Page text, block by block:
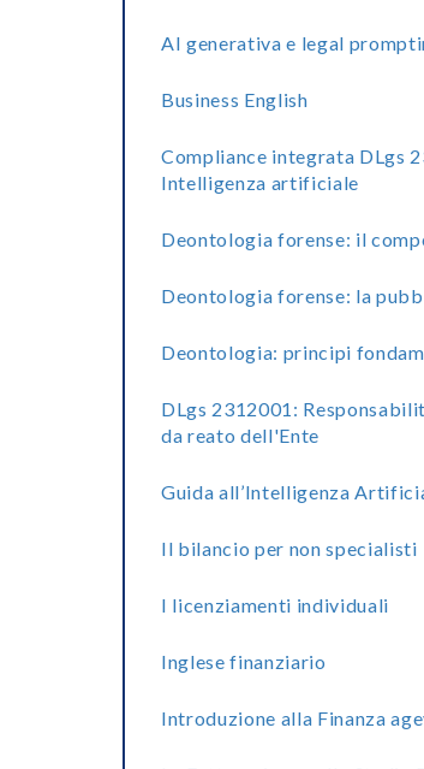
AI generativa e legal
Business English
Compliance integrata DLgs
Intelligenza artificiale
Deontologia forense: il
Deontologia forense: la
Deontologia: principi
DLgs 2312001:
da reato dell'Ente
Guida all’Intelligenza
Il bilancio per non specialisti
I licenziamenti individuali
Inglese finanziario
Introduzione alla Finanza